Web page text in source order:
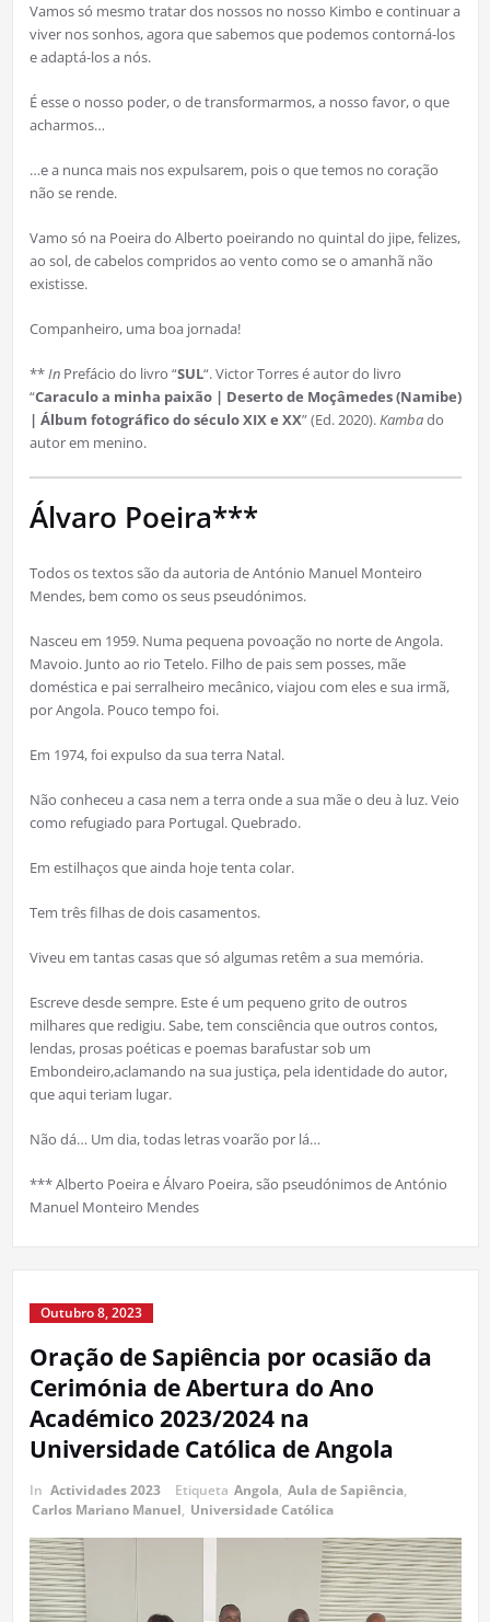
Vamos só mesmo tratar dos nossos no nosso Kimbo e continuar a
viver nos sonhos, agora que sabemos que podemos contorná-los
e adaptá-los a nós.
É esse o nosso poder, o de transformarmos, a nosso favor, o que
acharmos…
…e a nunca mais nos expulsarem, pois o que temos no coração
não se rende.
Vamo só na Poeira do Alberto poeirando no quintal do jipe, felizes,
ao sol, de cabelos compridos ao vento como se o amanhã não
existisse.
Companheiro, uma boa jornada!
**InPrefácio do livro “SUL“. Victor Torres é autor do livro
“Caraculo a minha paixão | Deserto de Moçâmedes (Namibe)
| Álbum fotográfico do século XIX e XX” (Ed. 2020).Kambado
autor em menino.
Álvaro Poeira***
Todos os textos são da autoria de António Manuel Monteiro
Mendes, bem como os seus pseudónimos.
Nasceu em 1959. Numa pequena povoação no norte de Angola.
Mavoio. Junto ao rio Tetelo. Filho de pais sem posses, mãe
doméstica e pai serralheiro mecânico, viajou com eles e sua irmã,
por Angola. Pouco tempo foi.
Em 1974, foi expulso da sua terra Natal.
Não conheceu a casa nem a terra onde a sua mãe o deu à luz. Veio
como refugiado para Portugal. Quebrado.
Em estilhaços que ainda hoje tenta colar.
Tem três filhas de dois casamentos.
Viveu em tantas casas que só algumas retêm a sua memória.
Escreve desde sempre. Este é um pequeno grito de outros
milhares que redigiu. Sabe, tem consciência que outros contos,
lendas, prosas poéticas e poemas barafustar sob um
Embondeiro,aclamando na sua justiça, pela identidade do autor,
que aqui teriam lugar.
Não dá… Um dia, todas letras voarão por lá…
*** Alberto Poeira e Álvaro Poeira, são pseudónimos de António
Manuel Monteiro Mendes
Outubro 8, 2023
Oração de Sapiência por ocasião da
Cerimónia de Abertura do Ano
Académico 2023/2024 na
Universidade Católica de Angola
In Actividades 2023 Etiqueta Angola, Aula de Sapiência,
Carlos Mariano Manuel, Universidade Católica